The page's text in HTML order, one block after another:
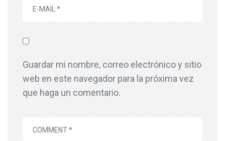
Guardar mi nombre, correo electrónico y sitio
web en este navegador para la próxima vez
que haga un comentario.